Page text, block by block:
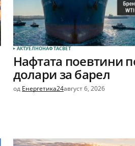
АКТУЕЛНОНАФТАСВЕТ
Нафтата поевтини
долари за барел
од Енергетика24август 6, 2026